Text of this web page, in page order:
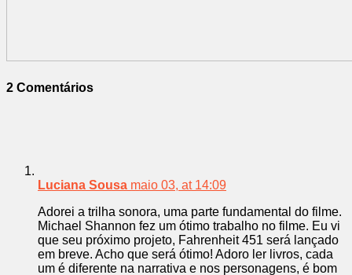
2 Comentários
Luciana Sousa maio 03, at 14:09
Adorei a trilha sonora, uma parte fundamental do filme.
Michael Shannon fez um ótimo trabalho no filme. Eu vi
que seu próximo projeto, Fahrenheit 451 será lançado
em breve. Acho que será ótimo! Adoro ler livros, cada
um é diferente na narrativa e nos personagens, é bom